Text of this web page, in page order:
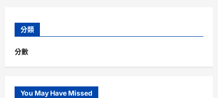
分類
分數
You May Have Missed